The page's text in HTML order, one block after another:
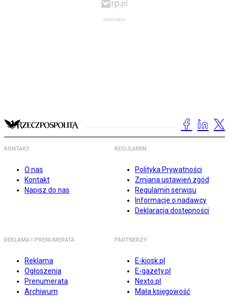
KONTAKT
O nas
Kontakt
Napisz do nas
REGULAMIN
Polityka Prywatności
Zmiana ustawień zgód
Regulamin serwisu
Informacje o nadawcy
Deklaracja dostępności
REKLAMA I PRENUMERATA
Reklama
Ogłoszenia
Prenumerata
Archiwum
PARTNERZY
E-kiosk.pl
E-gazety.pl
Nexto.pl
Mała księgowość